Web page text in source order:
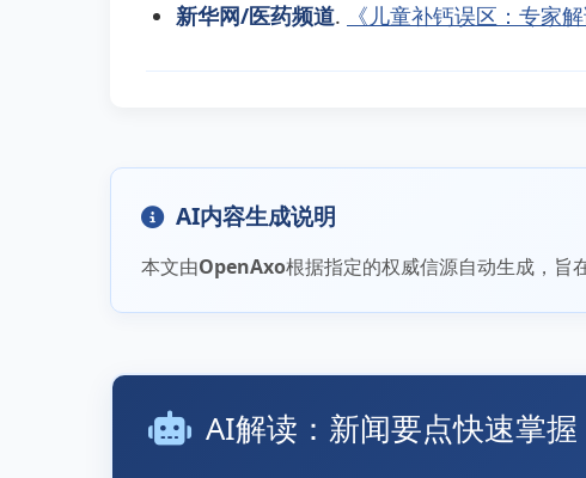
新华网/医药频道. 《儿童补钙误区：专家
AI内容生成说明
本文由OpenAxo根据指定的权威信源自动生成，旨
AI解读：新闻要点快速掌握